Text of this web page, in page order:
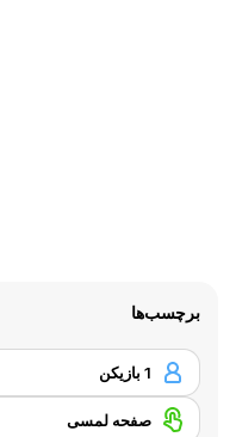
برچسب‌ها
1 بازیکن
صفحه لمسی